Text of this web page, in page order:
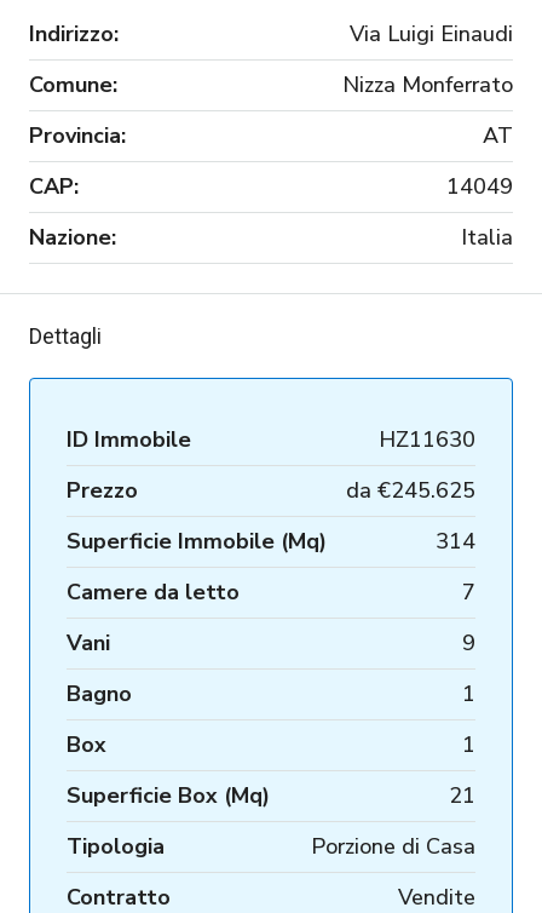
Indirizzo:
Via Luigi Einaudi
Comune:
Nizza Monferrato
Provincia:
AT
CAP:
14049
Nazione:
Italia
Dettagli
ID Immobile
HZ11630
Prezzo
da €245.625
Superficie Immobile (Mq)
314
Camere da letto
7
Vani
9
Bagno
1
Box
1
Superficie Box (Mq)
21
Tipologia
Porzione di Casa
Contratto
Vendite